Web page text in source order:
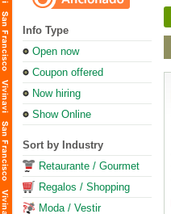
Info Type
Open now
Coupon offered
Now hiring
Show Online
Sort by Industry
Retaurante / Gourmet
Regalos / Shopping
Moda / Vestir